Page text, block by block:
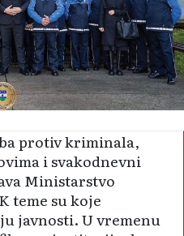
protiv kriminala,
i sva­kodnevni
Ministarstvo
teme su koje
javnosti. U vremenu